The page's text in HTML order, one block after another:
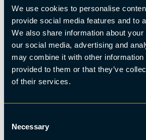
We use cookies to personalise
provide social media features and to
We also share information about
our social media, advertising and
may combine it with other information
provided to them or that they’ve
of their services.
Selection
Necessary
Restaurang
Alex Kiruna